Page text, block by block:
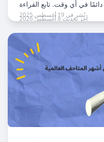
نُشر في 19 أغسطس 2025
آخر تحديث 8 أغسطس 2026